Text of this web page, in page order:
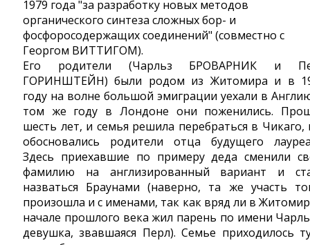
1979 года "за разработку новых методов
органического синтеза сложных бор- и
фосфоросодержащих соединений" (совместно с
Георгом ВИТТИГОМ).
Его родители (Чарльз БРОВАРНИК и
ГОРИНШТЕЙН) были родом из Житомира и в
году на волне большой эмиграции уехали в
том же году в Лондоне они поженились.
шесть лет, и семья решила перебраться в Чикаго,
обосновались родители отца будущего
Здесь приехавшие по примеру деда сменили
фамилию на англизированный вариант и
назваться Браунами (наверно, та же участь
произошла и с именами, так как вряд ли в
начале прошлого века жил парень по имени
девушка, звавшаяся Перл). Семье приходилось